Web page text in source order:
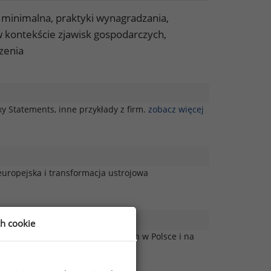
praktyki wynagradzania,
zjawisk gospodarczych,
Statements, inne przykłady z firm. zobacz więcej
i transformacja ustrojowa
zmian w wynagrodzeniach w Polsce i na
cookie